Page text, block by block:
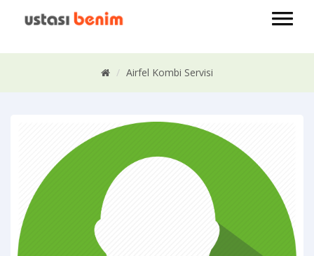
Airfel Kombi Servisi